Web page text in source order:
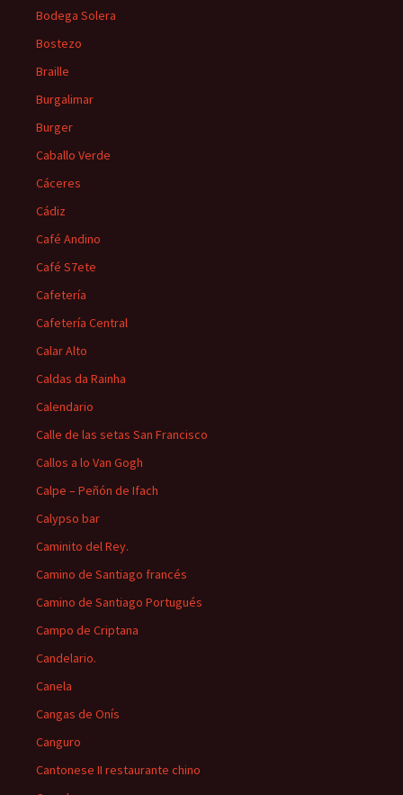
Bodega Solera
Bostezo
Braille
Burgalimar
Burger
Caballo Verde
Cáceres
Cádiz
Café Andino
Café S7ete
Cafetería
Cafetería Central
Calar Alto
Caldas da Rainha
Calendario
Calle de las setas San Francisco
Callos a lo Van Gogh
Calpe – Peñón de Ifach
Calypso bar
Caminito del Rey.
Camino de Santiago francés
Camino de Santiago Portugués
Campo de Criptana
Candelario.
Canela
Cangas de Onís
Canguro
Cantonese II restaurante chino